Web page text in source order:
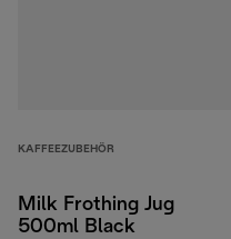
KAFFEEZUBEHÖR
Milk Frothing Jug
500ml Black